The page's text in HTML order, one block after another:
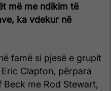
më me ndikim të
ka vdekur në
famë si pjesë e grupit
Clapton, përpara
me Rod Stewart,